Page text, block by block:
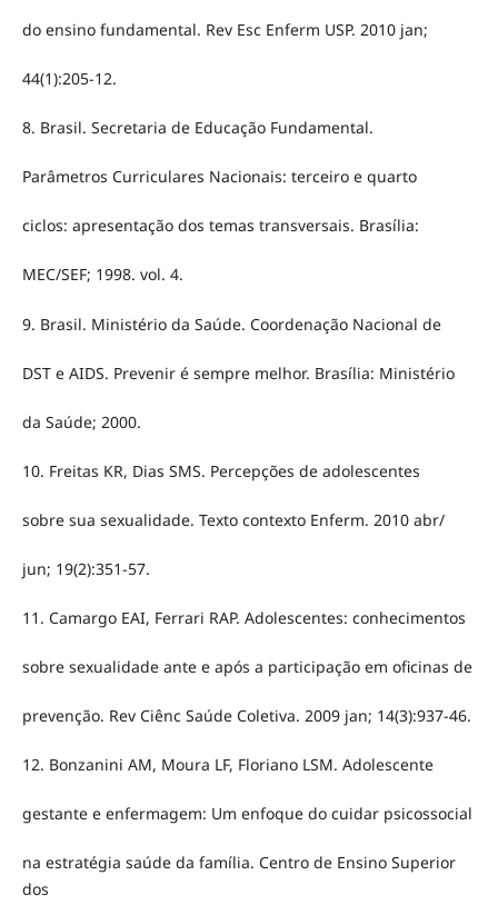
do ensino fundamental. Rev Esc Enferm USP. 2010 jan;
44(1):205-12.
8. Brasil. Secretaria de Educação Fundamental.
Parâmetros Curriculares Nacionais: terceiro e quarto
ciclos: apresentação dos temas transversais. Brasília:
MEC/SEF; 1998. vol. 4.
9. Brasil. Ministério da Saúde. Coordenação Nacional de
DST e AIDS. Prevenir é sempre melhor. Brasília: Ministério
da Saúde; 2000.
10. Freitas KR, Dias SMS. Percepções de adolescentes
sobre sua sexualidade. Texto contexto Enferm. 2010 abr/
jun; 19(2):351-57.
11. Camargo EAI, Ferrari RAP. Adolescentes: conhecimentos
sobre sexualidade ante e após a participação em oficinas de
prevenção. Rev Ciênc Saúde Coletiva. 2009 jan; 14(3):937-46.
12. Bonzanini AM, Moura LF, Floriano LSM. Adolescente
gestante e enfermagem: Um enfoque do cuidar psicossocial
na estratégia saúde da família. Centro de Ensino Superior
dos